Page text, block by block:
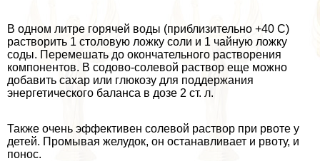
В одном литре горячей воды (приблизительно +40 С)
растворить 1 столовую ложку соли и 1 чайную ложку
соды. Перемешать до окончательного растворения
компонентов. В содово-солевой раствор еще можно
добавить сахар или глюкозу для поддержания
энергетического баланса в дозе 2 ст. л.
Также очень эффективен солевой раствор при рвоте у
детей. Промывая желудок, он останавливает и рвоту, и
понос.